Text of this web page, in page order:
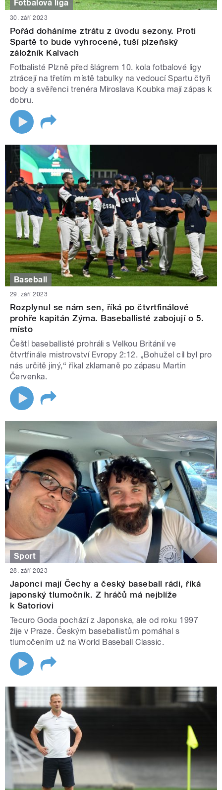
Fotbalová liga
30. září 2023
Pořád doháníme ztrátu z úvodu sezony. Proti
Spartě to bude vyhrocené, tuší plzeňský
záložník Kalvach
Fotbalisté Plzně před šlágrem 10. kola fotbalové ligy
ztrácejí na třetím místě tabulky na vedoucí Spartu čtyři
body a svěřenci trenéra Miroslava Koubka mají zápas k
dobru.
Baseball
29. září 2023
Rozplynul se nám sen, říká po čtvrtfinálové
prohře kapitán Zýma. Baseballisté zabojují o 5.
místo
Čeští baseballisté prohráli s Velkou Británií ve
čtvrtfinále mistrovství Evropy 2:12. „Bohužel cíl byl pro
nás určitě jiný,“ říkal zklamaně po zápasu Martin
Červenka.
Sport
28. září 2023
Japonci mají Čechy a český baseball rádi, říká
japonský tlumočník. Z hráčů má nejblíže
k Satoriovi
Tecuro Goda pochází z Japonska, ale od roku 1997
žije v Praze. Českým baseballistům pomáhal s
tlumočením už na World Baseball Classic.